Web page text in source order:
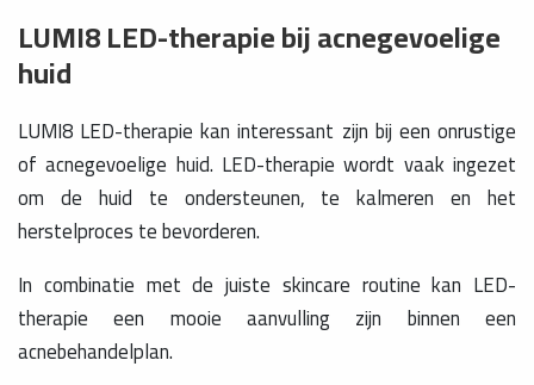
LUMI8 LED-therapie bij acnegevoelige
huid
LUMI8 LED-therapie kan interessant zijn bij een onrustige
of acnegevoelige huid. LED-therapie wordt vaak ingezet
om de huid te ondersteunen, te kalmeren en het
herstelproces te bevorderen.
In combinatie met de juiste skincare routine kan LED-
therapie een mooie aanvulling zijn binnen een
acnebehandelplan.